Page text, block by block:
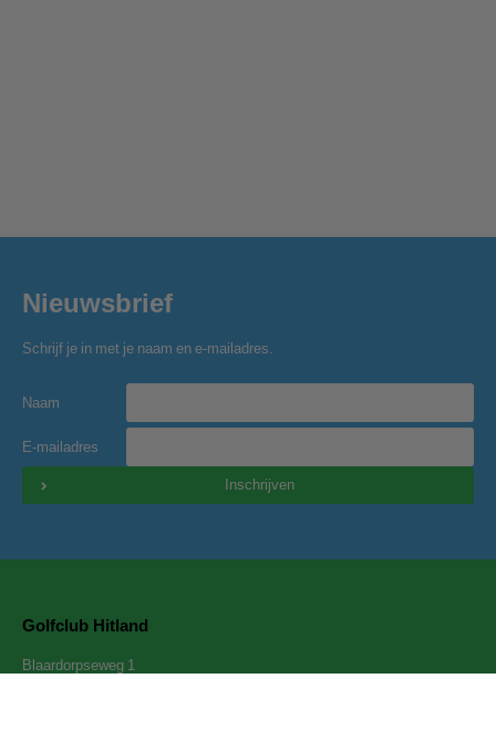
Nieuwsbrief
Schrijf je in met je naam en e-mailadres.
Naam
E-mailadres
Inschrijven
Golfclub Hitland
Blaardorpseweg 1